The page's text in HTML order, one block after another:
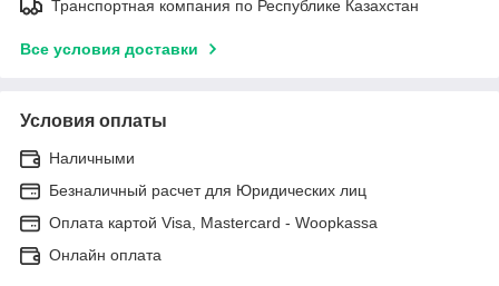
Транспортная компания по Республике Казахстан
Все условия доставки
Условия оплаты
Наличными
Безналичный расчет для Юридических лиц
Оплата картой Visa, Mastercard - Woopkassa
Онлайн оплата